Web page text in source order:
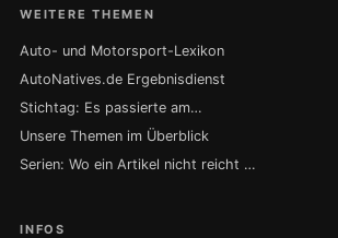
WEITERE THEMEN
Auto- und Motorsport-Lexikon
AutoNatives.de Ergebnisdienst
Stichtag: Es passierte am…
Unsere Themen im Überblick
Serien: Wo ein Artikel nicht reicht …
INFOS